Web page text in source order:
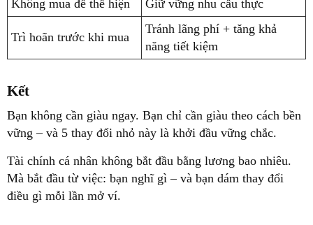
Không mua để thể hiện Giữ vững nhu cầu thực
Trì hoãn trước khi mua
Tránh lãng phí + tăng khả
năng tiết kiệm
Kết
Bạn không cần giàu ngay. Bạn chỉ cần giàu theo cách bền
vững – và 5 thay đổi nhỏ này là khởi đầu vững chắc.
Tài chính cá nhân không bắt đầu bằng lương bao nhiêu.
Mà bắt đầu từ việc: bạn nghĩ gì – và bạn dám thay đổi
điều gì mỗi lần mở ví.